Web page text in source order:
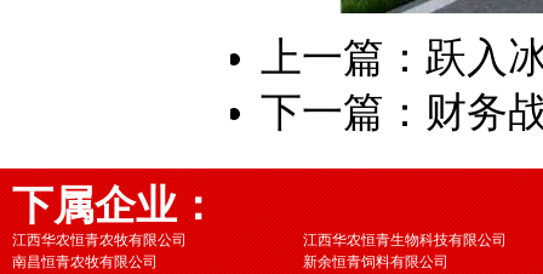
上一篇： 跃入
下一篇： 财务
下属企业：
江西华农恒青农牧有限公司
江西华农恒青生物科技有限公司
南昌恒青农牧有限公司
新余恒青饲料有限公司